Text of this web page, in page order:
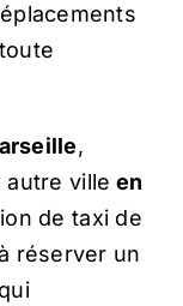
,
autre ville en
de taxi de
réserver un